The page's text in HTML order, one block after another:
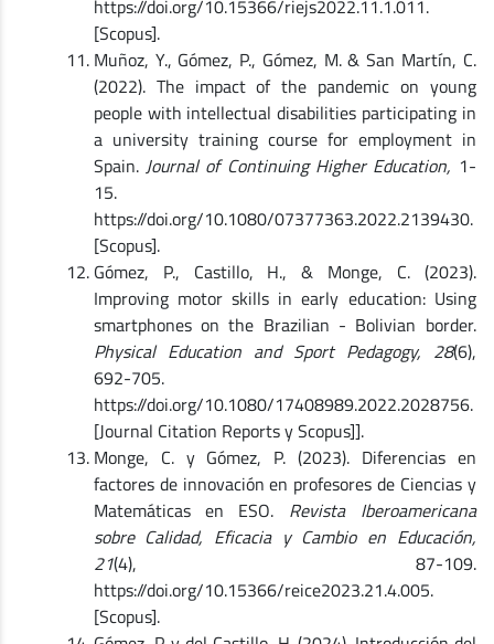
https://doi.org/10.15366/riejs2022.11.1.011.
[Scopus].
Muñoz, Y., Gómez, P., Gómez, M. & San Martín, C.
(2022). The impact of the pandemic on young
people with intellectual disabilities participating in
a university training course for employment in
Spain. Journal of Continuing Higher Education, 1-
15.
https://doi.org/10.1080/07377363.2022.2139430.
[Scopus].
Gómez, P., Castillo, H., & Monge, C. (2023).
Improving motor skills in early education: Using
smartphones on the Brazilian - Bolivian border.
Physical Education and Sport Pedagogy, 28(6),
692-705.
https://doi.org/10.1080/17408989.2022.2028756.
[Journal Citation Reports y Scopus]].
Monge, C. y Gómez, P. (2023). Diferencias en
factores de innovación en profesores de Ciencias y
Matemáticas en ESO. Revista Iberoamericana
sobre Calidad, Eficacia y Cambio en Educación,
21(4), 87-109.
https://doi.org/10.15366/reice2023.21.4.005.
[Scopus].